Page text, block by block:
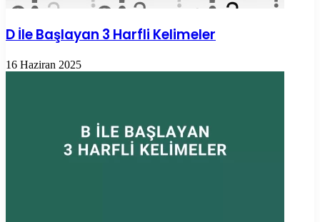
D İle Başlayan 3 Harfli Kelimeler
16 Haziran 2025